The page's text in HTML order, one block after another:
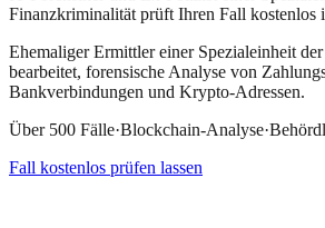
Finanzkriminalität prüft Ihren Fall kostenlos
Ehemaliger Ermittler einer Spezialeinheit
bearbeitet, forensische Analyse von
Bankverbindungen und Krypto-Adressen.
Über 500 Fälle·Blockchain-Analyse·
Fall kostenlos prüfen lassen